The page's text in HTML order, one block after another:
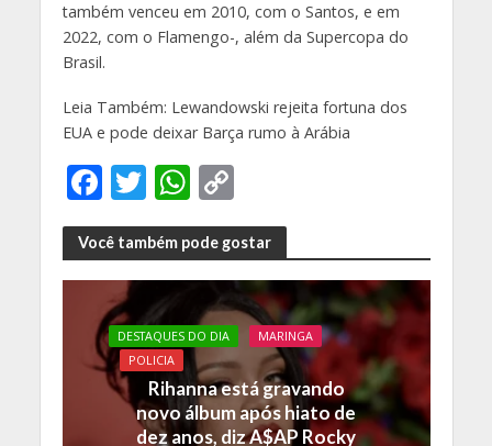
também venceu em 2010, com o Santos, e em
2022, com o Flamengo-, além da Supercopa do
Brasil.
Leia Também: Lewandowski rejeita fortuna dos
EUA e pode deixar Barça rumo à Arábia
F
ac
e
b
o
o
k
T
w
itt
er
W
h
at
s
A
p
p
C
o
p
y
Li
n
k
Você também pode gostar
DESTAQUES DO DIA
MARINGA
POLICIA
Rihanna está gravando
novo álbum após hiato de
dez anos, diz A$AP Rocky